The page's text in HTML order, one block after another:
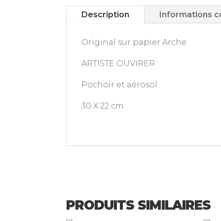
Description Informations
Original sur papier Arche
ARTISTE OUVIRER
Pochoir et aérosol
30 X 22 cm
PRODUITS SIMILAIRES